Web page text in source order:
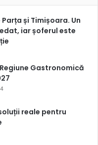
și Timișoara. Un
iar șoferul este
Gastronomică
reale pentru